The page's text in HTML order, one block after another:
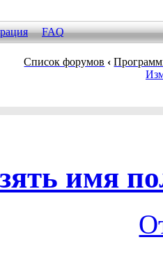
FAQ
Список форумов ‹
имя